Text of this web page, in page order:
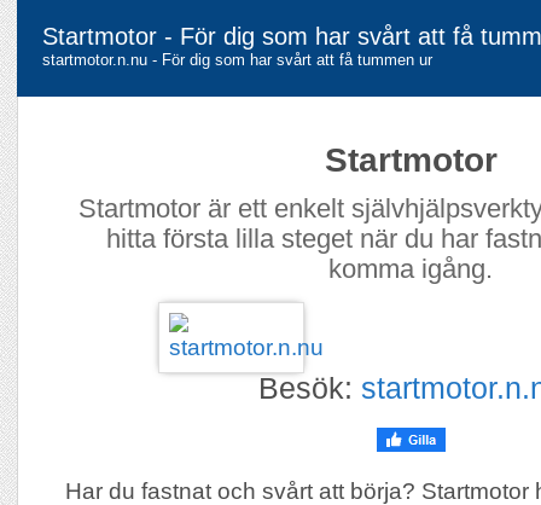
Startmotor - För dig som har svårt att få
startmotor.n.nu - För dig som har svårt att få tummen ur
Startmotor
Startmotor är ett enkelt
hitta första lilla steget när du har
komma igång.
Besök:
Har du fastnat och svårt att börja? Startmotor